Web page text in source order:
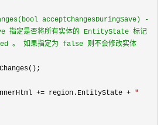
acceptChangesDuringSave) -
指定是否将所有实体的 EntityState 标记
。 如果指定为 false 则不会修改实体
+= region.EntityState + "